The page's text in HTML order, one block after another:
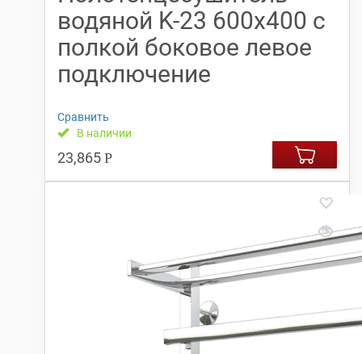
водяной K-23 600х400 с
полкой боковое левое
подключение
Сравнить
В наличии
23,865 Р